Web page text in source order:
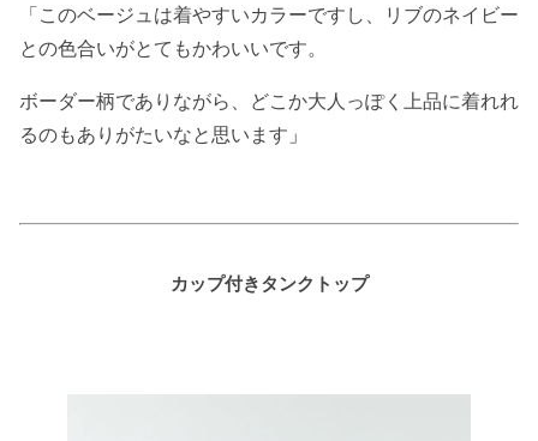
「このベージュは着やすいカラーですし、リブのネイビー
との色合いがとてもかわいいです。
ボーダー柄でありながら、どこか大人っぽく上品に着れれ
るのもありがたいなと思います 」
カップ付きタンクトップ